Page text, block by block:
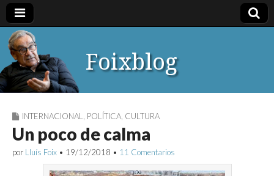
Foixblog
INTERNACIONAL POLÍTICA CULTURA
Un poco de calma
por Lluís Foix • 19/12/2018 • 11 Comentarios